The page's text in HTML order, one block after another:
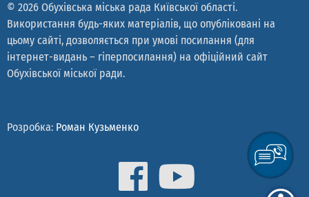
© 2026 Обухівська міська рада Київської області.
Використання будь-яких матеріалів, що опубліковані на
цьому сайті, дозволяється при умові посилання (для
інтернет-видань – гіперпосилання) на офіційний сайт
Обухівської міської ради.
Розробка: Роман Кузьменко